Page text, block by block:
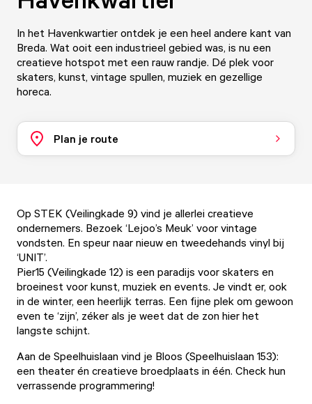
In het Havenkwartier ontdek je een heel andere kant van
Breda. Wat ooit een industrieel gebied was, is nu een
creatieve hotspot met een rauw randje. Dé plek voor
skaters, kunst, vintage spullen, muziek en gezellige
horeca.
Plan je route
Op STEK (Veilingkade 9) vind je allerlei creatieve
ondernemers. Bezoek ‘Lejoo’s Meuk’ voor vintage
vondsten. En speur naar nieuw en tweedehands vinyl bij
‘UNIT’.
Pier15 (Veilingkade 12) is een paradijs voor skaters en
broeinest voor kunst, muziek en events. Je vindt er, ook
in de winter, een heerlijk terras. Een fijne plek om gewoon
even te ‘zijn’, zéker als je weet dat de zon hier het
langste schijnt.
Aan de Speelhuislaan vind je Bloos (Speelhuislaan 153):
een theater én creatieve broedplaats in één. Check hun
verrassende programmering!